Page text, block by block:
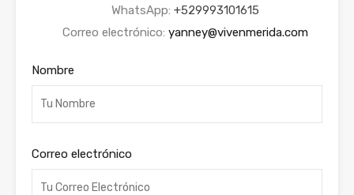
WhatsApp: +529993101615
Correo electrónico: yanney@vivenmerida.com
Nombre
Correo electrónico